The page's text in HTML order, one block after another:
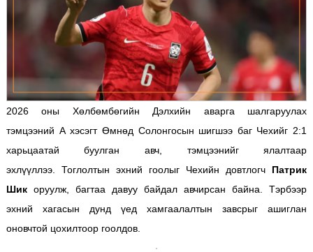
2026 оны Хөлбөмбөгийн Дэлхийн аварга шалгаруулах
тэмцээний А хэсэгт Өмнөд Солонгосын шигшээ баг Чехийг 2:1
харьцаатай буулган авч, тэмцээнийг ялалтаар
эхлүүллээ. Тоглолтын эхний гоолыг Чехийн довтлогч Патрик
Шикоруулж, багтаа давуу байдал авчирсан байна. Тэрбээр
эхний хагасын дунд үед хамгаалалтын завсрыг ашиглан
оновчтой цохилтоор гоолдов.